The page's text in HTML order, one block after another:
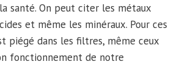
santé. On peut citer les métaux
et même les minéraux. Pour ces
piégé dans les filtres, même ceux
fonctionnement de notre